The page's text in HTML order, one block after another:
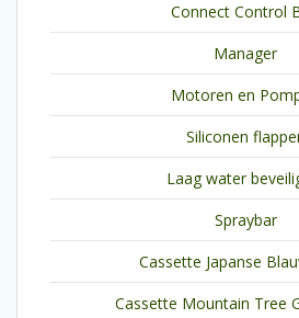
Connect Control
Manager
Motoren en
Siliconen
Laag water
Spraybar
Cassette Japanse
Cassette Mountain Tree